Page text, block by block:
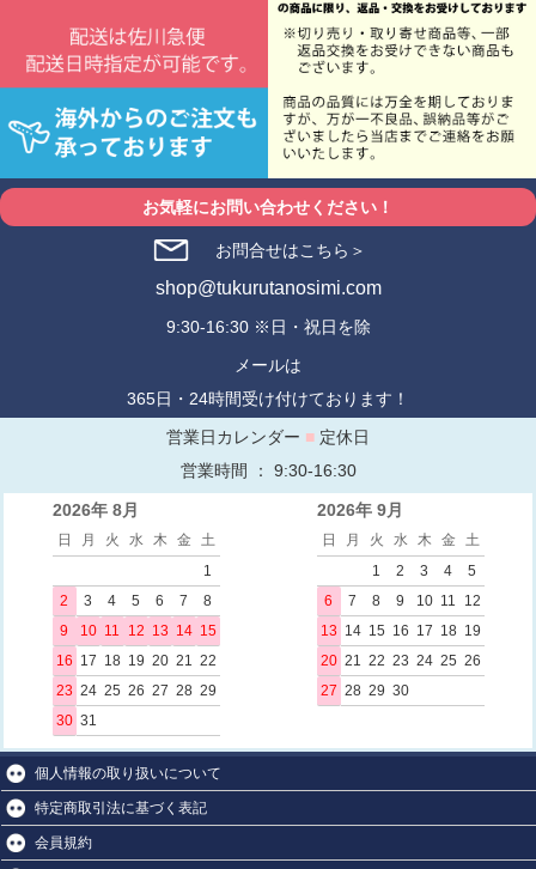
お気軽にお問い合わせください！
お問合せはこちら＞
shop@tukurutanosimi.com
9:30-16:30 ※日・祝日を除
メールは
365日・24時間受け付けております！
営業日カレンダー ■ 定休日
営業時間 ： 9:30-16:30
2026年 8月
日 月 火 水 木 金
土
1
2
3 4 5 6 7
8
9
10 11 12 13 14 15
16 17 18 19 20 21 22
23 24 25 26 27 28 29
30 31
2026年 9月
日 月 火 水 木 金
土
1
2 3 4
5
6
7 8 9 10 11
12
13 14 15 16 17 18 19
20 21 22 23 24 25 26
27 28 29 30
個人情報の取り扱いについて
特定商取引法に基づく表記
会員規約